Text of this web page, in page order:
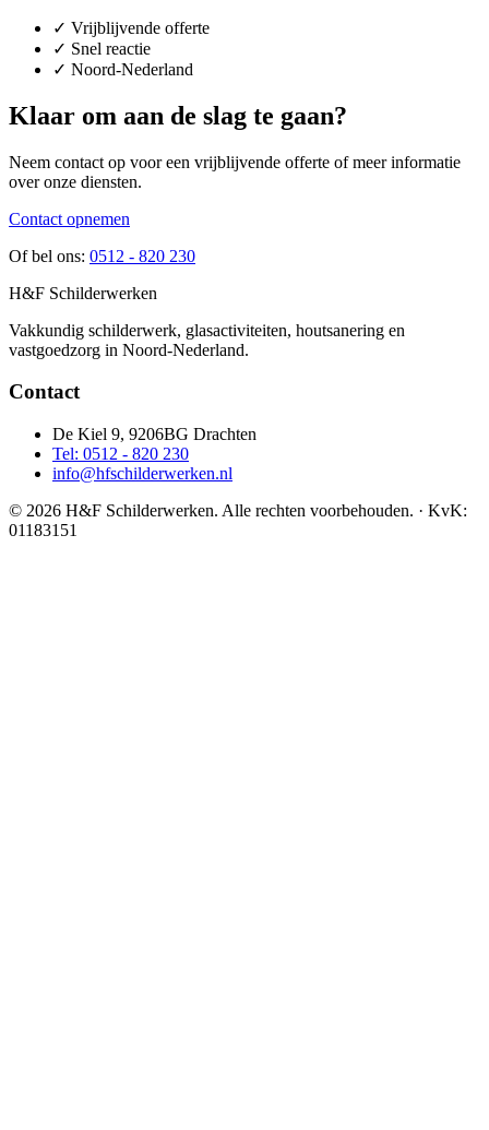
✓ Vrijblijvende offerte
✓ Snel reactie
✓ Noord-Nederland
Klaar om aan de slag te gaan?
Neem contact op voor een vrijblijvende offerte of meer informatie
over onze diensten.
Contact opnemen
Of bel ons: 0512 - 820 230
H&F Schilderwerken
Vakkundig schilderwerk, glasactiviteiten, houtsanering en
vastgoedzorg in Noord-Nederland.
Contact
De Kiel 9, 9206BG Drachten
Tel: 0512 - 820 230
info@hfschilderwerken.nl
© 2026 H&F Schilderwerken. Alle rechten voorbehouden. · KvK:
01183151